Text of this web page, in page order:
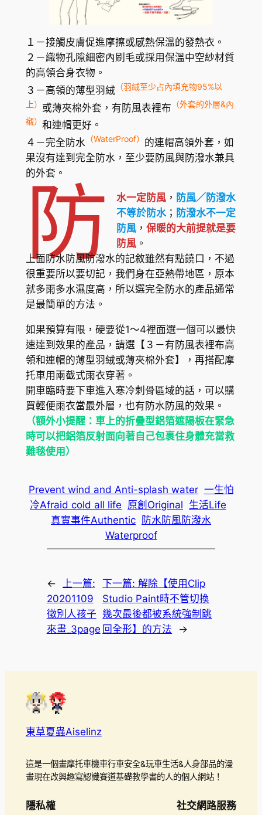
１－接觸皮膚促進摩擦或感熱保溫的發熱衣。
２－織物孔隙細密內刷毛或採用保溫中空紗材質
的高領合身衣物。
３－高領的薄型羽絨 （羽絨至少占內填充物95%以
上） 或薄夾棉外套，有防風表裡布 （外套的外層&內
襯） 和連帽更好。
４－完全防水 （WaterProof） 的連帽高領外套，如
果沒有達到完全防水，至少要防風與防潑水兼具
的外套。
防 水一定防風， 防風／防潑水
不等於防水； 防潑水不一定
防風， 保暖的大前提就是要
防風。
上面防水防風防潑水的記敘雖然有點饒口，不過
很重要所以要切記，我們身在亞熱帶地區，原本
就多雨多水濕度高，所以選完全防水的產品通常
是最簡單的方法。
如果預算有限，硬要從1～4裡面選一個可以最快
速達到效果的產品，請選【３－有防風表裡布高
領和連帽的薄型羽絨或薄夾棉外套】，再搭配摩
托車用兩截式雨衣穿著。
開車臨時要下車進入寒冷刺骨區域的話，可以購
買輕便雨衣當最外層，也有防水防風的效果。
（額外小提醒：車上的折疊型鋁箔遮陽板在緊急
時可以把鋁箔反射面向著自己包裹住身體充當救
難毯使用）
Prevent wind and Anti-splash water 一生怕
冷Afraid cold all life 原創Original 生活Life
真實事件Authentic
防水防風防潑水
Waterproof
←
上一篇:
20201109
徵別人孩子
來畫_3page
下一篇:解除【使用Clip
Studio Paint時不管切換
幾次最後都被系統強制跳
回全形】的方法
→
東草夏蟲Aiselinz
這是一個畫摩托車機車行車安全&玩車生活&人身部品的漫
畫現在改興趣寫認識賽道基礎教學書的人的個人網站！
隱私權 社交網路服務